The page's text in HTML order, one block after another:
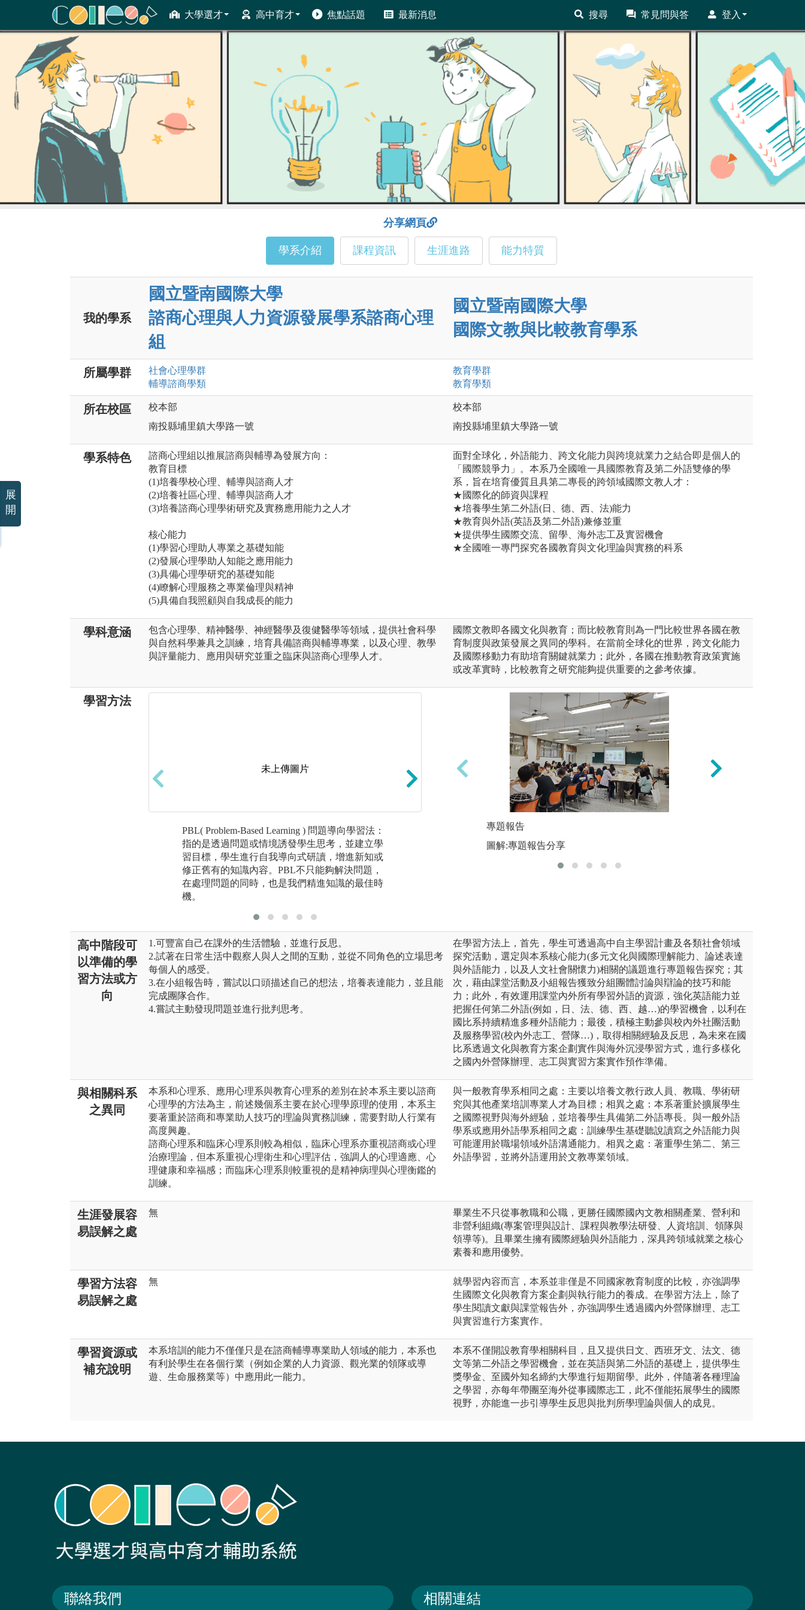
大學選才 高中育才 焦點話題 最新消息 搜尋 常見問與答 登入
ColleGo! 大學選才與高中育才輔助系統
分享網頁
學系介紹 課程資訊 生涯進路 能力特質
我的學系
國立暨南國際大學
諮商心理與人力資源發展學系諮商心理
組
國立暨南國際大學
國際文教與比較教育學系
所屬學群 社會心理學群
輔導諮商學類
教育學群
教育學類
所在校區
校本部
南投縣埔里鎮大學路一號
校本部
南投縣埔里鎮大學路一號
學系特色
諮商心理組以推展諮商與輔導為發展方向：
教育目標
(1)培養學校心理、輔導與諮商人才
(2)培養社區心理、輔導與諮商人才
(3)培養諮商心理學術研究及實務應用能力之人才
核心能力
(1)學習心理助人專業之基礎知能
(2)發展心理學助人知能之應用能力
(3)具備心理學研究的基礎知能
(4)瞭解心理服務之專業倫理與精神
(5)具備自我照顧與自我成長的能力
面對全球化，外語能力、跨文化能力與跨境就業力之結合即是個人的
「國際競爭力」。本系乃全國唯一具國際教育及第二外語雙修的學
系，旨在培育優質且具第二專長的跨領域國際文教人才：
★國際化的師資與課程
★培養學生第二外語(日、德、西、法)能力
★教育與外語(英語及第二外語)兼修並重
★提供學生國際交流、留學、海外志工及實習機會
★全國唯一專門探究各國教育與文化理論與實務的科系
學科意涵
包含心理學、精神醫學、神經醫學及復健醫學等領域，提供社會科學
與自然科學兼具之訓練，培育具備諮商與輔導專業，以及心理、教學
與評量能力、應用與研究並重之臨床與諮商心理學人才。
國際文教即各國文化與教育；而比較教育則為一門比較世界各國在教
育制度與政策發展之異同的學科。在當前全球化的世界，跨文化能力
及國際移動力有助培育關鍵就業力；此外，各國在推動教育政策實施
或改革實時，比較教育之研究能夠提供重要的之參考依據。
學習方法
未上傳圖片
PBL( Problem-Based Learning ) 問題導向學習法：
指的是透過問題或情境誘發學生思考，並建立學
習目標，學生進行自我導向式研讀，增進新知或
修正舊有的知識內容。PBL不只能夠解決問題，
在處理問題的同時，也是我們精進知識的最佳時
機。
未上傳圖片
合作學習法：經由兩人以上，以分工互補或相互
激勵的方式來完成的學習活動。合作學習強調學
學，藉以培養學生主動求知的能力、發展學習過
專題報告
圖解:專題報告分享
高中階段可
以準備的學
習方法或方
向
1.可豐富自己在課外的生活體驗，並進行反思。
2.試著在日常生活中觀察人與人之間的互動，並從不同角色的立場思考
每個人的感受。
3.在小組報告時，嘗試以口頭描述自己的想法，培養表達能力，並且能
完成團隊合作。
4.嘗試主動發現問題並進行批判思考。
在學習方法上，首先，學生可透過高中自主學習計畫及各類社會領域
探究活動，選定與本系核心能力(多元文化與國際理解能力、論述表達
與外語能力，以及人文社會關懷力)相關的議題進行專題報告探究；其
次，藉由課堂活動及小組報告獲致分組團體討論與辯論的技巧和能
力；此外，有效運用課堂內外所有學習外語的資源，強化英語能力並
把握任何第二外語(例如，日、法、德、西、越…)的學習機會，以利在
國比系持續精進多種外語能力；最後，積極主動參與校內外社團活動
及服務學習(校內外志工、營隊…)，取得相關經驗及反思，為未來在國
比系透過文化與教育方案企劃實作與海外沉浸學習方式，進行多樣化
之國內外營隊辦理、志工與實習方案實作預作準備。
與相關科系
之異同
本系和心理系、應用心理系與教育心理系的差別在於本系主要以諮商
心理學的方法為主，前述幾個系主要在於心理學原理的使用，本系主
要著重於諮商和專業助人技巧的理論與實務訓練，需要對助人行業有
高度興趣。
諮商心理系和臨床心理系則較為相似，臨床心理系亦重視諮商或心理
治療理論，但本系重視心理衛生和心理評估，強調人的心理適應、心
理健康和幸福感；而臨床心理系則較重視的是精神病理與心理衡鑑的
訓練。
與一般教育學系相同之處：主要以培養文教行政人員、教職、學術研
究與其他產業培訓專業人才為目標；相異之處：本系著重於擴展學生
之國際視野與海外經驗，並培養學生具備第二外語專長。與一般外語
學系或應用外語學系相同之處：訓練學生基礎聽說讀寫之外語能力與
可能運用於職場領域外語溝通能力。相異之處：著重學生第二、第三
外語學習，並將外語運用於文教專業領域。
生涯發展容
易誤解之處
無
畢業生不只從事教職和公職，更勝任國際國內文教相關產業、營利和
非營利組織(專案管理與設計、課程與教學法研發、人資培訓、領隊與
領導等)。且畢業生擁有國際經驗與外語能力，深具跨領域就業之核心
素養和應用優勢。
學習方法容
易誤解之處
無
就學習內容而言，本系並非僅是不同國家教育制度的比較，亦強調學
生國際文化與教育方案企劃與執行能力的養成。在學習方法上，除了
學生閱讀文獻與課堂報告外，亦強調學生透過國內外營隊辦理、志工
與實習進行方案實作。
學習資源或
補充說明
本系培訓的能力不僅僅只是在諮商輔導專業助人領域的能力，本系也
有利於學生在各個行業（例如企業的人力資源、觀光業的領隊或導
遊、生命服務業等）中應用此一能力。
本系不僅開設教育學相關科目，且又提供日文、西班牙文、法文、德
文等第二外語之學習機會，並在英語與第二外語的基礎上，提供學生
獎學金、至國外知名締約大學進行短期留學。此外，伴隨著各種理論
之學習，亦每年帶團至海外從事國際志工，此不僅能拓展學生的國際
視野，亦能進一步引導學生反思與批判所學理論與個人的成見。
聯絡我們 相關連結
展
開